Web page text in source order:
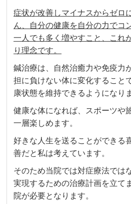
症状が改善しマイナスからゼロ
ん、自分の健康を自分の力でコ
一人でも多く増やすこと、これ
り理念です。
鍼治療は、自然治癒力や免疫力
担に負けない体に変化すること
康状態を維持できるようになり
健康な体になれば、スポーツや
一層楽しめます。
好きな人生を送ることができる
善だと私は考えています。
そのため当院では対症療法では
実現するための治療計画を立て
院が必要となります。